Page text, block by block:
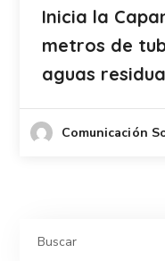
Inicia la
metros de
aguas
Comunicación